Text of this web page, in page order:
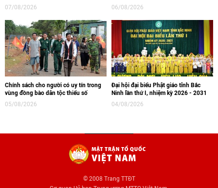
07/08/2026
06/08/2026
Chính sách cho người có uy tín trong
vùng đồng bào dân tộc thiểu số
05/08/2026
Đại hội đại biểu Phật giáo tỉnh Bắc
Ninh lần thứ I, nhiệm kỳ 2026 - 2031
04/08/2026
© 2008 Trang TTĐT